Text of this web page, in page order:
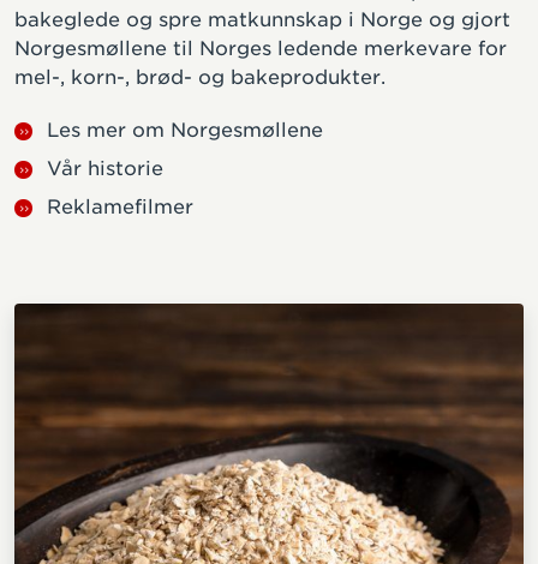
bakeglede og spre matkunnskap i Norge og gjort
Norgesmøllene til Norges ledende merkevare for
mel-, korn-, brød- og bakeprodukter.
Les mer om Norgesmøllene
Vår historie
Reklamefilmer